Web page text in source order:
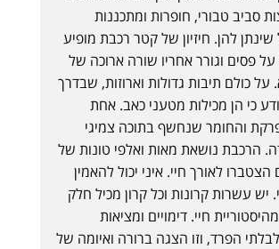
סביב טבורי, חופרות ומתכננות
להן. חיזיון של קטר רכבת מופיע
פסים וגורר אחריו שורה ארוכה של
כולם תיבות גדולות וארוזות, שבדרך
כי הן מכילות מטעני כאב. אחת
והחומר שנחשף בתוכה צמיגי
הרכבת נושאת מאות ואלפי טונות של
הצטברו לאורך חיי. איני יכול להאמין
יש עשרות קרונות וכל קרון מכיל חלק
חיי. דימויים ומציאות
הפרד, וזו הצגה ברורה ואיומה של